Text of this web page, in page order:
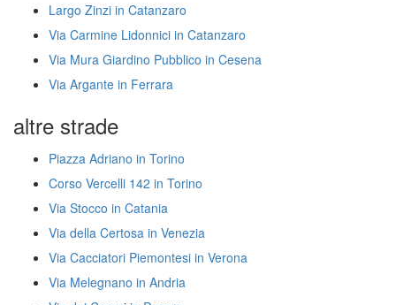
Largo Zinzi in Catanzaro
Via Carmine Lidonnici in Catanzaro
Via Mura Giardino Pubblico in Cesena
Via Argante in Ferrara
altre strade
Piazza Adriano in Torino
Corso Vercelli 142 in Torino
Via Stocco in Catania
Via della Certosa in Venezia
Via Cacciatori Piemontesi in Verona
Via Melegnano in Andria